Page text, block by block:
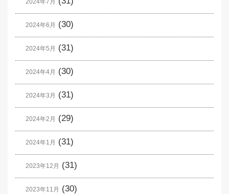
2024年6月 (30)
2024年5月 (31)
2024年4月 (30)
2024年3月 (31)
2024年2月 (29)
2024年1月 (31)
2023年12月 (31)
2023年11月 (30)